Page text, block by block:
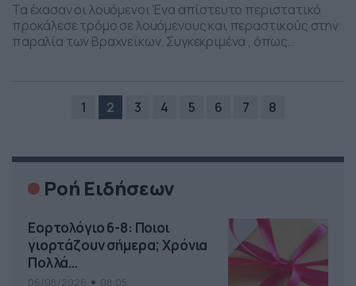
Τα έχασαν οι λουόμενοι Ένα απίστευτο περιστατικό
προκάλεσε τρόμο σε λουόμενους και περαστικούς στην
παραλία των Βραχνεϊκων. Συγκεκριμένα , όπως
Μάλιστα οι λουόμενοι φοβούμενοι πως κάτι τρομακτικό
έχει συμβεί βγήκαν έντρομοι στην ακτή, […]
1 2 3 4 5 6 7 8
Ροή Ειδήσεων
Εορτολόγιο 6-8: Ποιοι
γιορτάζουν σήμερα; Χρόνια
Πολλά…